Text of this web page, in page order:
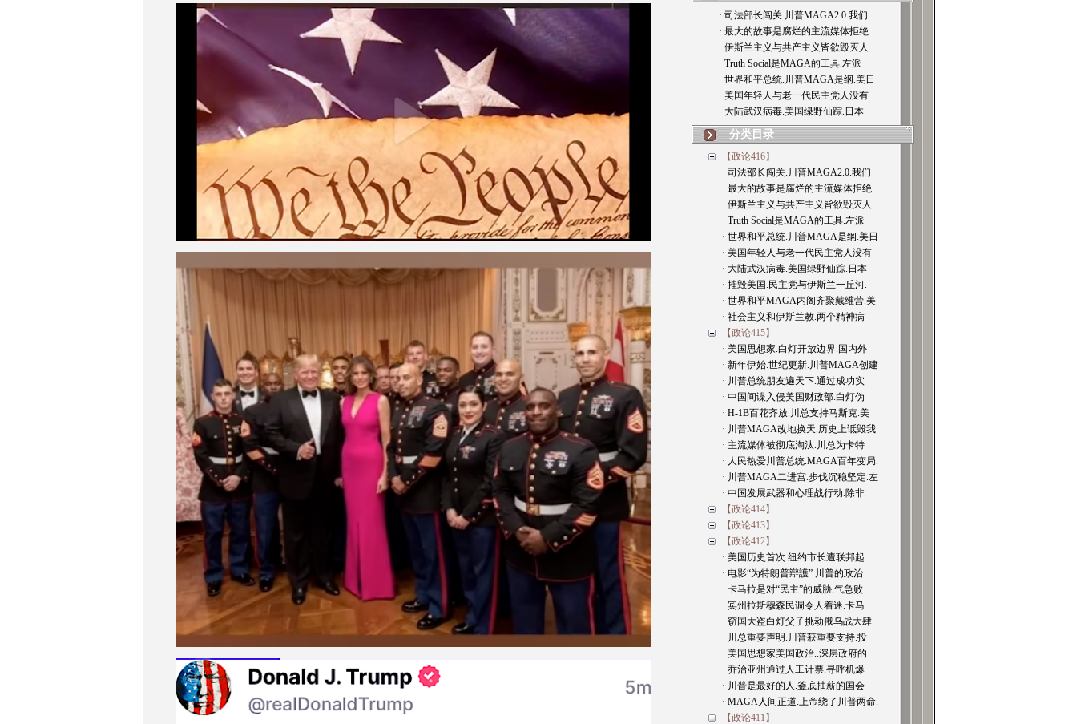
· 司法部长闯关.川普MAGA2.0.我们
· 最大的故事是腐烂的主流媒体拒绝
· 伊斯兰主义与共产主义皆欲毁灭人
· Truth Social是MAGA的工具.左派
· 世界和平总统.川普MAGA是纲.美日
· 美国年轻人与老一代民主党人没有
· 大陆武汉病毒.美国绿野仙踪.日本
分类目录
【政论416】
· 司法部长闯关.川普MAGA2.0.我们
· 最大的故事是腐烂的主流媒体拒绝
· 伊斯兰主义与共产主义皆欲毁灭人
· Truth Social是MAGA的工具.左派
· 世界和平总统.川普MAGA是纲.美日
· 美国年轻人与老一代民主党人没有
· 大陆武汉病毒.美国绿野仙踪.日本
· 摧毁美国.民主党与伊斯兰一丘河.
· 世界和平MAGA内阁齐聚戴维营.美
· 社会主义和伊斯兰教.两个精神病
【政论415】
· 美国思想家.白灯开放边界.国内外
· 新年伊始.世纪更新.川普MAGA创建
· 川普总统朋友遍天下.通过成功实
· 中国间谍入侵美国财政部.白灯伪
· H-1B百花齐放.川总支持马斯克.美
· 川普MAGA改地换天.历史上诋毁我
· 主流媒体被彻底淘汰.川总为卡特
· 人民热爱川普总统.MAGA百年变局.
· 川普MAGA二进宫.步伐沉稳坚定.左
· 中国发展武器和心理战行动.除非
【政论414】
【政论413】
【政论412】
· 美国历史首次.纽约市长遭联邦起
· 电影“为特朗普辯護”.川普的政治
· 卡马拉是对“民主”的威胁.气急败
· 宾州拉斯穆森民调令人着迷.卡马
· 窃国大盗白灯父子挑动俄乌战大肆
· 川总重要声明.川普获重要支持.投
· 美国思想家美国政治..深层政府的
· 乔治亚州通过人工计票.寻呼机爆
· 川普是最好的人.釜底抽薪的国会
· MAGA人间正道.上帝绕了川普两命.
【政论411】